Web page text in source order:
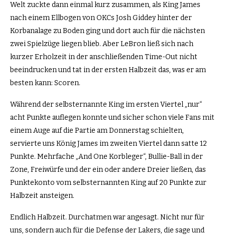
Welt zuckte dann einmal kurz zusammen, als King James
nach einem Ellbogen von OKCs Josh Giddey hinter der
Korbanalage zu Boden ging und dort auch für die nächsten
zwei Spielzüge liegen blieb. Aber LeBron ließ sich nach
kurzer Erholzeit in der anschließenden Time-Out nicht
beeindrucken und tat in der ersten Halbzeit das, was er am
besten kann: Scoren.
Während der selbsternannte King im ersten Viertel „nur“
acht Punkte auflegen konnte und sicher schon viele Fans mit
einem Auge auf die Partie am Donnerstag schielten,
servierte uns König James im zweiten Viertel dann satte 12
Punkte. Mehrfache „And One Korbleger“, Bullie-Ball in der
Zone, Freiwürfe und der ein oder andere Dreier ließen, das
Punktekonto vom selbsternannten King auf 20 Punkte zur
Halbzeit ansteigen.
Endlich Halbzeit. Durchatmen war angesagt. Nicht nur für
uns, sondern auch für die Defense der Lakers, die sage und